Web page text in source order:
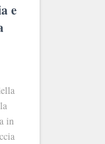
e
in